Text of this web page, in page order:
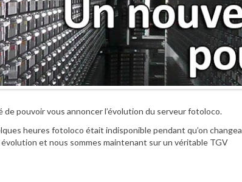
de pouvoir vous annoncer l’évolution du serveur fotoloco.
heures fotoloco était indisponible pendant qu’on
évolution et nous sommes maintenant sur un véritable TGV